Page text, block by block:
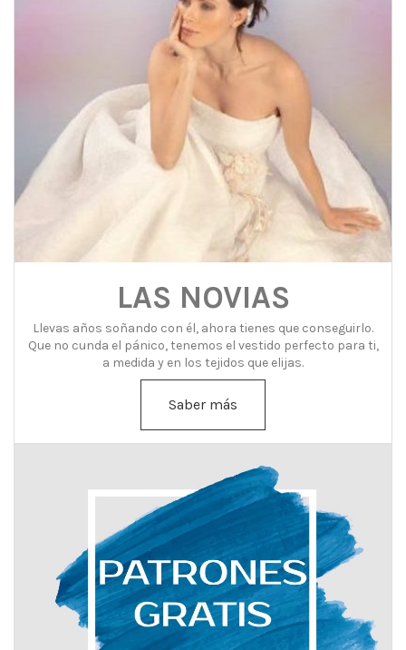
LAS NOVIAS
Llevas años soñando con él, ahora tienes que conseguirlo.
Que no cunda el pánico, tenemos el vestido perfecto para ti,
a medida y en los tejidos que elijas.
Saber más